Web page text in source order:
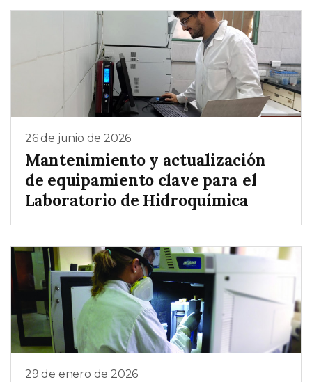
26 de junio de 2026
Mantenimiento y actualización
de equipamiento clave para el
Laboratorio de Hidroquímica
29 de enero de 2026